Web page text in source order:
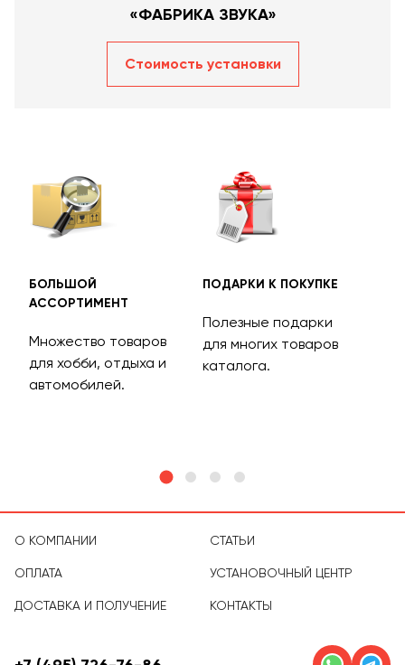
«ФАБРИКА ЗВУКА»
Стоимость уcтановки
БОЛЬШОЙ
АССОРТИМЕНТ
Множество товаров
для хобби, отдыха и
автомобилей.
ПОДАРКИ К ПОКУПКЕ
Полезные подарки
для многих товаров
каталога.
О КОМПАНИИ
ОПЛАТА
ДОСТАВКА И ПОЛУЧЕНИЕ
СТАТЬИ
УСТАНОВОЧНЫЙ ЦЕНТР
КОНТАКТЫ